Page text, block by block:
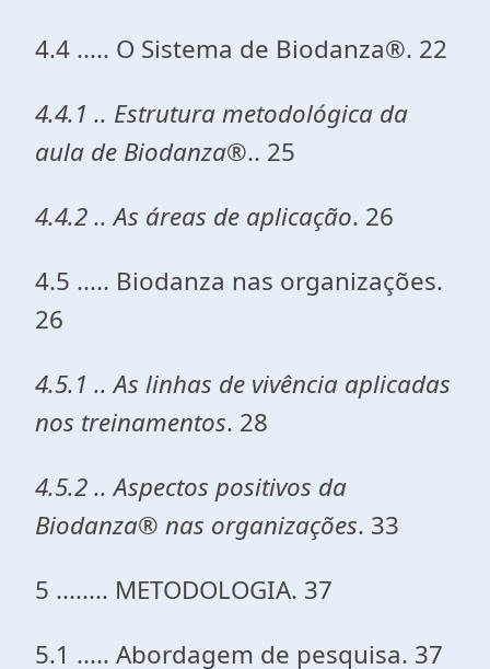
4.4 ..... O Sistema de Biodanza®. 22
4.4.1 .. Estrutura metodológica da
aula de Biodanza®.. 25
4.4.2 .. As áreas de aplicação. 26
4.5 ..... Biodanza nas organizações.
26
4.5.1 .. As linhas de vivência aplicadas
nos treinamentos. 28
4.5.2 .. Aspectos positivos da
Biodanza® nas organizações. 33
5 ........ METODOLOGIA. 37
5.1 ..... Abordagem de pesquisa. 37